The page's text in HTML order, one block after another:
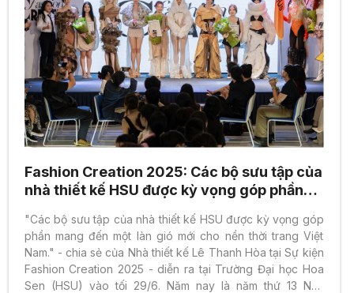
Fashion Creation 2025: Các bộ sưu tập của
nhà thiết kế HSU được kỳ vọng góp phần
trang Việt Nam
"Các bộ sưu tập của nhà thiết kế HSU được kỳ vọng góp
phần mang đến một làn gió mới cho nền thời trang Việt
Nam." - chia sẻ của Nhà thiết kế Lê Thanh Hòa tại Sự kiện
Fashion Creation 2025 - diễn ra tại Trường Đại học Hoa
Sen (HSU) vào tối 29/6. Năm nay là năm thứ 13 Nhà